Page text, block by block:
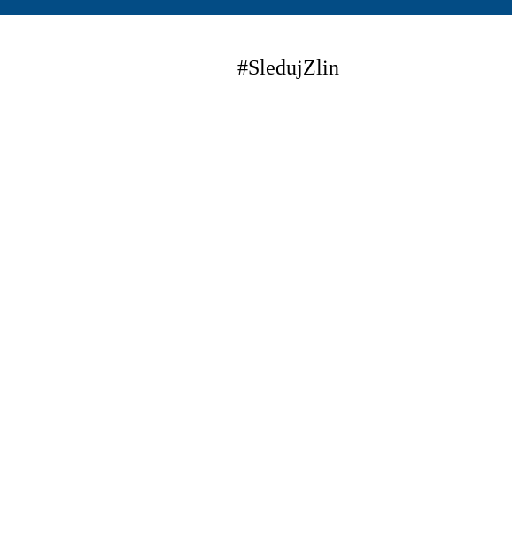
#SledujZlin